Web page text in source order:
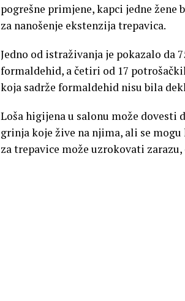
pogrešne primjene, kapci jedne
za nanošenje ekstenzija trepavica.
Jedno od istraživanja je pokazalo da
formaldehid, a četiri od 17
koja sadrže formaldehid nisu bila
Loša higijena u salonu može dovesti
grinja koje žive na njima, ali se
za trepavice može uzrokovati